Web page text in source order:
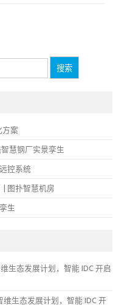
方案
慧钢厂实景孪生
控系统
| 图扑智慧机房
生
生态发展计划，智能 IDC 开启
生态发展计划，智能 IDC 开